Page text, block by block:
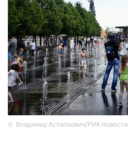
Владимир Астапкович/РИА Новости